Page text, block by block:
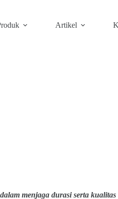
Artikel
menjaga durasi serta kualitas